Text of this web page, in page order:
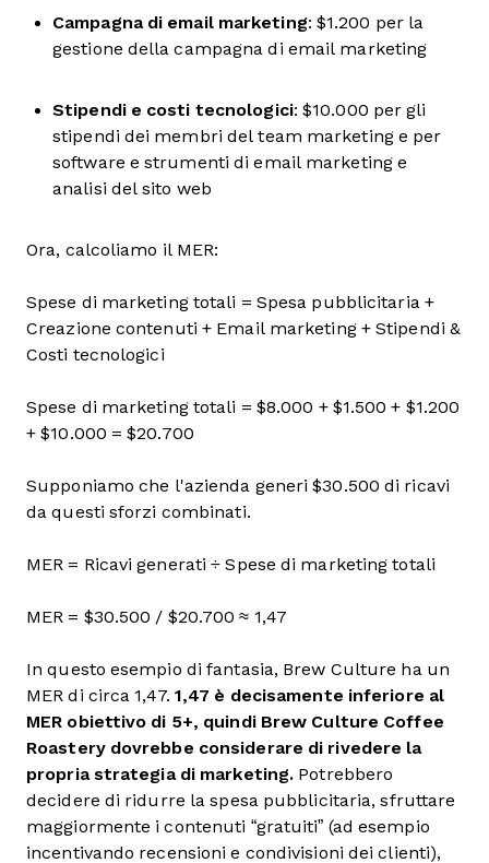
Campagna di email marketing: $1.200 per la
gestione della campagna di email marketing
Stipendi e costi tecnologici: $10.000 per gli
stipendi dei membri del team marketing e per
software e strumenti di email marketing e
analisi del sito web
Ora, calcoliamo il MER:
Spese di marketing totali = Spesa pubblicitaria +
Creazione contenuti + Email marketing + Stipendi &
Costi tecnologici
Spese di marketing totali = $8.000 + $1.500 + $1.200
+ $10.000 = $20.700
Supponiamo che l'azienda generi $30.500 di ricavi
da questi sforzi combinati.
MER = Ricavi generati ÷ Spese di marketing totali
MER = $30.500 / $20.700 ≈ 1,47
In questo esempio di fantasia, Brew Culture ha un
MER di circa 1,47. 1,47 è decisamente inferiore al
MER obiettivo di 5+, quindi Brew Culture Coffee
Roastery dovrebbe considerare di rivedere la
propria strategia di marketing. Potrebbero
decidere di ridurre la spesa pubblicitaria, sfruttare
maggiormente i contenuti “gratuiti” (ad esempio
incentivando recensioni e condivisioni dei clienti),